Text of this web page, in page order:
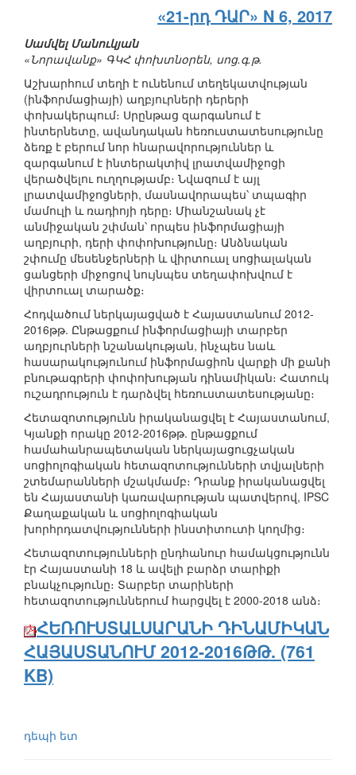
«21-րդ ԴԱՐ» N 6, 2017
Սամվել Մանուկյան
«Նորավանք» ԳԿՀ փոխտնօրեն, սոց.գ.թ.
Աշխարհում տեղի է ունենում տեղեկատվության
(ինֆորմացիայի) աղբյուրների դերերի
փոխակերպում։ Սրընթաց զարգանում է
ինտերնետը, ավանդական հեռուստատեսությունը
ձեռք է բերում նոր հնարավորություններ և
զարգանում է ինտերակտիվ լրատվամիջոցի
վերածվելու ուղղությամբ։ Նվազում է այլ
լրատվամիջոցների, մասնավորապես՝ տպագիր
մամուլի և ռադիոյի դերը։ Միանշանակ չէ
անմիջական շփման՝ որպես ինֆորմացիայի
աղբյուրի, դերի փոփոխությունը։ Անձնական
շփումը մեսենջերների և վիրտուալ սոցիալական
ցանցերի միջոցով նույնպես տեղափոխվում է
վիրտուալ տարածք։
Հոդվածում ներկայացված է Հայաստանում 2012-
2016թթ. Ընթացքում ինֆորմացիայի տարբեր
աղբյուրների նշանակության, ինչպես նաև
հասարակությունում ինֆորմացիոն վարքի մի քանի
բնութագրերի փոփոխության դինամիկան։ Հատուկ
ուշադրություն է դարձվել հեռուստատեսությանը։
Հետազոտությունն իրականացվել է Հայաստանում,
Կյանքի որակը 2012-2016թթ. ընթացքում
համահանրապետական ներկայացուցչական
սոցիոլոգիական հետազոտությունների տվյալների
շտեմարանների մշակմամբ։ Դրանք իրականացվել
են Հայաստանի կառավարության պատվերով, IPSC
Քաղաքական և սոցիոլոգիական
խորհրդատվությունների ինստիտուտի կողմից։
Հետազոտությունների ընդհանուր համակցությունն
էր Հայաստանի 18 և ավելի բարձր տարիքի
բնակչությունը։ Տարբեր տարիների
հետազոտություններում հարցվել է 2000-2018 անձ։
ՀԵՌՈՒՍՏԱԼՍԱՐԱՆԻ ԴԻՆԱՄԻԿԱՆ
ՀԱՅԱՍՏԱՆՈՒՄ 2012-2016ԹԹ. (761
KB)
դեպի ետ